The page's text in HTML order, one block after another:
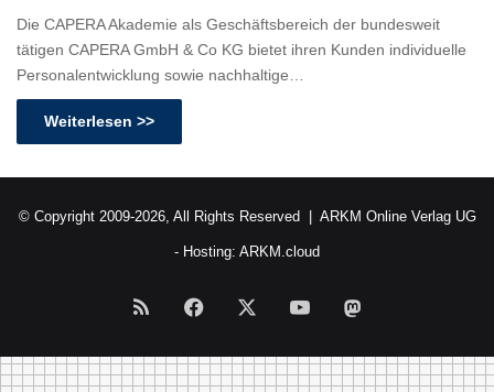
Die CAPERA Akademie als Geschäftsbereich der bundesweit
tätigen CAPERA GmbH & Co KG bietet ihren Kunden individuelle
Personalentwicklung sowie nachhaltige…
Weiterlesen >>
© Copyright 2009-2026, All Rights Reserved | ARKM Online Verlag UG
- Hosting: ARKM.cloud
RSS Facebook YouTube